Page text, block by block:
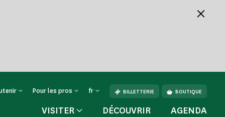
Pour les pros fr BILLETTERIE BOUTIQUE
VISITER DÉCOUVRIR AGENDA